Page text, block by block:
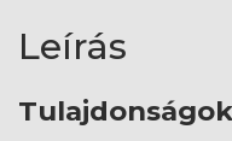
Leírás
Tulajdonságok